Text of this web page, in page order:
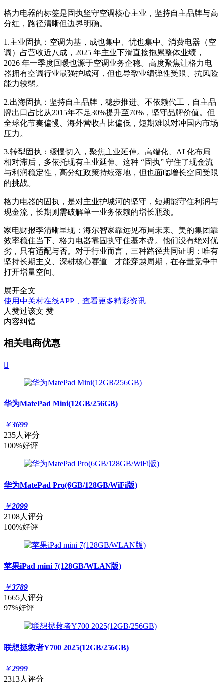
格力电器的标签是固执坚守空调核心主业，坚持自主品牌与高
分红，路径清晰但边界明确。
1.主业固执：空调为基，成也集中、忧也集中。消费电器（空
调）占营收近八成，2025 年主业下滑直接拖累整体业绩，
2026 年一季度回暖也源于空调业务企稳。高度聚焦让格力电
器拥有空调行业最强护城河，但也导致业绩弹性受限、抗风险
能力较弱。
2.出海固执：坚持自主品牌，稳步推进。不依赖代工，自主品
牌出口占比从2015年不足30%提升至70%，坚守品牌价值。但
全球化节奏偏慢、海外营收占比偏低，短期难以对冲国内市场
压力。
3.转型固执：缓慢切入，聚焦主业延伸。高端化、AI 化布局
相对滞后，多依托现有主业延伸。这种 “固执” 守住了现金流
与利润稳定性，高分红政策持续落地，但也面临增长空间受限
的挑战。
格力电器的固执，是对主业护城河的坚守，短期能守住利润与
现金流，长期则需破解单一业务依赖的增长瓶颈。
家电财报季清晰呈现：海尔智家靠远见布局未来、美的集团靠
效率稳住当下、格力电器靠固执守住基本盘。他们没有绝对优
劣，只有适配与否。对于行业而言，三种路径共同证明：唯有
坚持长期主义、深耕核心赛道，才能穿越周期，在存量竞争中
打开增量空间。
展开全文
使用中关村在线APP，查看更多精彩资讯
人赞过该文 赞
内容纠错
相关电商优惠

华为MatePad Mini(12GB/256GB)
￥3699
235人评分
100%好评
华为MatePad Pro(6GB/128GB/WiFi版)
￥2099
2108人评分
100%好评
苹果iPad mini 7(128GB/WLAN版)
￥3789
1665人评分
97%好评
联想拯救者Y700 2025(12GB/256GB)
￥2999
2313人评分